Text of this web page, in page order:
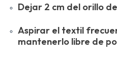
Dejar 2 cm del orillo
Aspirar el textil
mantenerlo libre de